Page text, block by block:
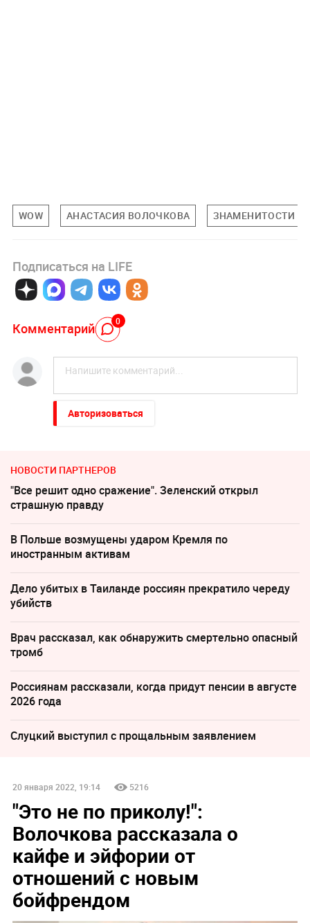
WOW АНАСТАСИЯ ВОЛОЧКОВА ЗНАМЕНИТОСТИ
Подписаться на LIFE
Комментарий 0
Авторизоваться
НОВОСТИ ПАРТНЕРОВ
"Все решит одно сражение". Зеленский открыл
страшную правду
В Польше возмущены ударом Кремля по
иностранным активам
Дело убитых в Таиланде россиян прекратило череду
убийств
Врач рассказал, как обнаружить смертельно опасный
тромб
Россиянам рассказали, когда придут пенсии в августе
2026 года
Слуцкий выступил с прощальным заявлением
20 января 2022, 19:14 5216
"Это не по приколу!":
Волочкова рассказала о
кайфе и эйфории от
отношений с новым
бойфрендом